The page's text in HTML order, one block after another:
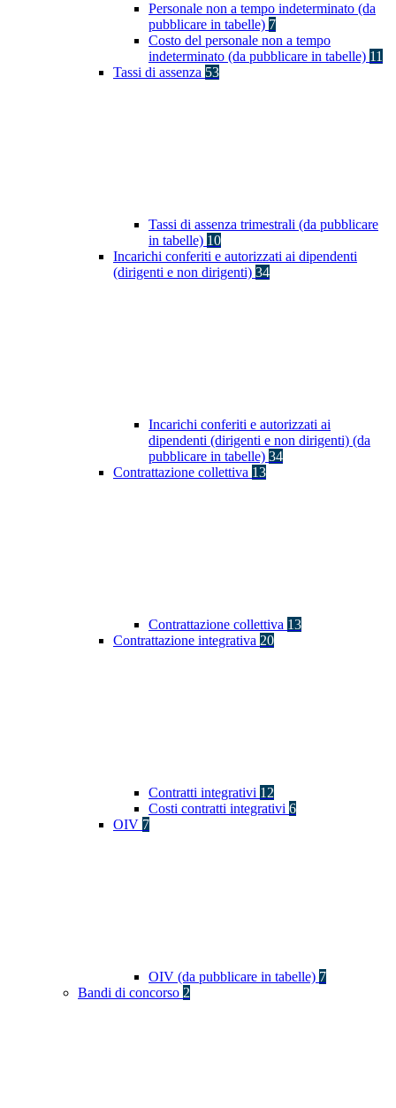
Personale non a tempo indeterminato (da
pubblicare in tabelle) 7
Costo del personale non a tempo
indeterminato (da pubblicare in tabelle) 11
Tassi di assenza 53
Tassi di assenza trimestrali (da pubblicare
in tabelle) 10
Incarichi conferiti e autorizzati ai dipendenti
(dirigenti e non dirigenti) 34
Incarichi conferiti e autorizzati ai
dipendenti (dirigenti e non dirigenti) (da
pubblicare in tabelle) 34
Contrattazione collettiva 13
Contrattazione collettiva 13
Contrattazione integrativa 20
Contratti integrativi 12
Costi contratti integrativi 6
OIV 7
OIV (da pubblicare in tabelle) 7
Bandi di concorso 2